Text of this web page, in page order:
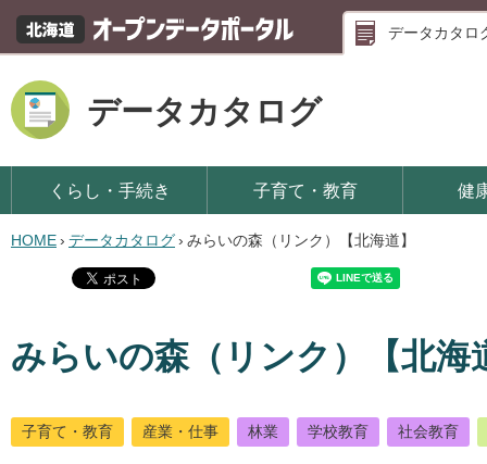
データカタロ
データカタログ
くらし・手続き 子育て・教育 健
HOME› データカタログ› みらいの森（リンク）【北海道】
みらいの森（リンク）【北海
子育て・教育 産業・仕事 林業 学校教育 社会教育